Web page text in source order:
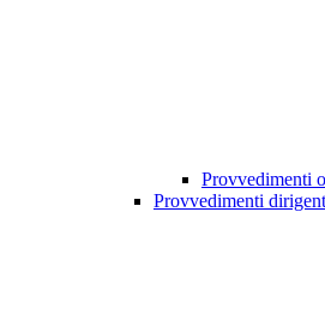
Provvedimenti
Provvedimenti